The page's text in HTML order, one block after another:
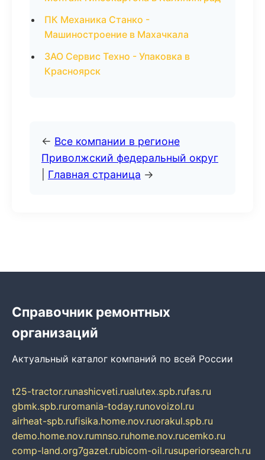
ПК Механика Станко -
Машиностроение в Махачкала
ЗАО Сервис Техно - Упаковка в
Красноярск
← Все компании в регионе
Приволжский федеральный округ
Главная страница →
Справочник ремонтных
организаций
Актуальный каталог компаний по всей России
t25-tractor.runashicveti.rualutex.spb.rufas.ru
gbmk.spb.ruromania-today.runovoizol.ru
airheat-spb.rufisika.home.nov.ruorakul.spb.ru
demo.home.nov.rumnso.ruhome.nov.rucemko.ru
comp-land.org7gazet.rubicom-oil.rusuperiorsearch.ru